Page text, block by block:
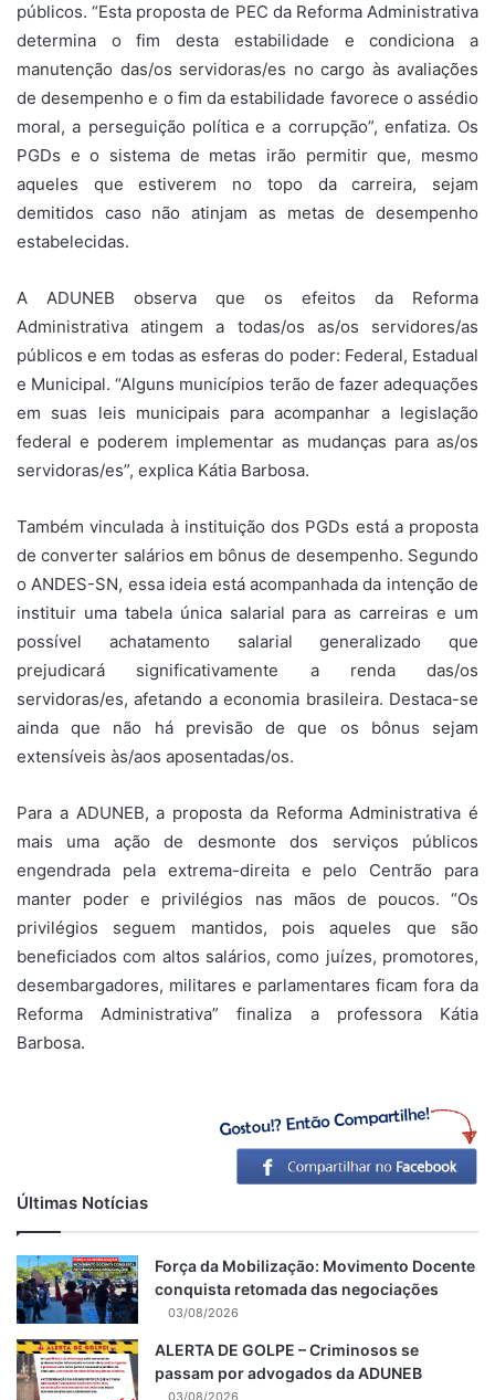
públicos. “Esta proposta de PEC da Reforma Administrativa
determina o fim desta estabilidade e condiciona a
manutenção das/os servidoras/es no cargo às avaliações
de desempenho e o fim da estabilidade favorece o assédio
moral, a perseguição política e a corrupção”, enfatiza. Os
PGDs e o sistema de metas irão permitir que, mesmo
aqueles que estiverem no topo da carreira, sejam
demitidos caso não atinjam as metas de desempenho
estabelecidas.
A ADUNEB observa que os efeitos da Reforma
Administrativa atingem a todas/os as/os servidores/as
públicos e em todas as esferas do poder: Federal, Estadual
e Municipal. “Alguns municípios terão de fazer adequações
em suas leis municipais para acompanhar a legislação
federal e poderem implementar as mudanças para as/os
servidoras/es”, explica Kátia Barbosa.
Também vinculada à instituição dos PGDs está a proposta
de converter salários em bônus de desempenho. Segundo
o ANDES-SN, essa ideia está acompanhada da intenção de
instituir uma tabela única salarial para as carreiras e um
possível achatamento salarial generalizado que
prejudicará significativamente a renda das/os
servidoras/es, afetando a economia brasileira. Destaca-se
ainda que não há previsão de que os bônus sejam
extensíveis às/aos aposentadas/os.
Para a ADUNEB, a proposta da Reforma Administrativa é
mais uma ação de desmonte dos serviços públicos
engendrada pela extrema-direita e pelo Centrão para
manter poder e privilégios nas mãos de poucos. “Os
privilégios seguem mantidos, pois aqueles que são
beneficiados com altos salários, como juízes, promotores,
desembargadores, militares e parlamentares ficam fora da
Reforma Administrativa” finaliza a professora Kátia
Barbosa.
Últimas Notícias
Força da Mobilização: Movimento Docente
conquista retomada das negociações
03/08/2026
ALERTA DE GOLPE – Criminosos se
passam por advogados da ADUNEB